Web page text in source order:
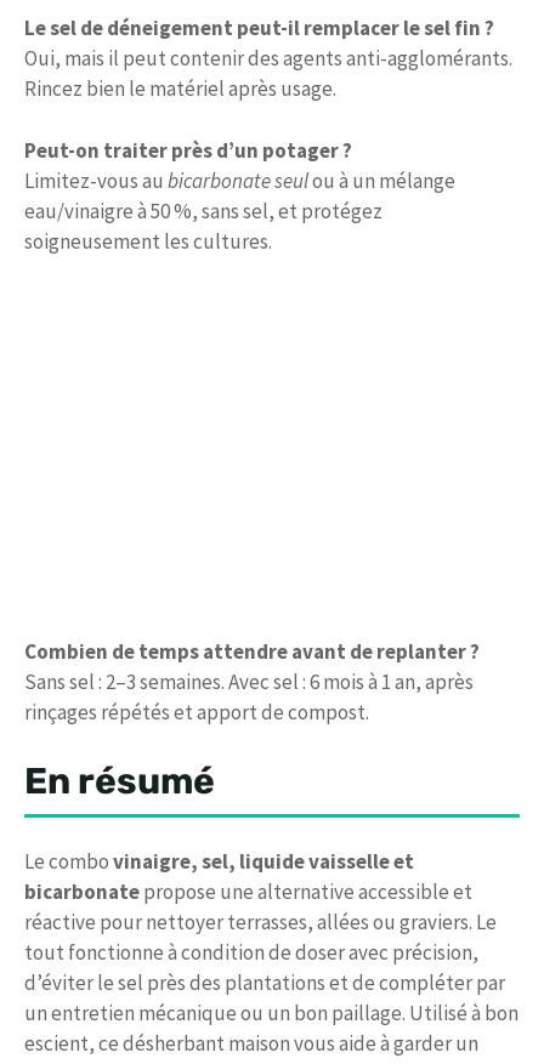
Le sel de déneigement peut-il remplacer le sel fin ?
Oui, mais il peut contenir des agents anti-agglomérants.
Rincez bien le matériel après usage.
Peut-on traiter près d’un potager ?
Limitez-vous au bicarbonate seulou à un mélange
eau/vinaigre à 50 %, sans sel, et protégez
soigneusement les cultures.
Combien de temps attendre avant de replanter ?
Sans sel : 2–3 semaines. Avec sel : 6 mois à 1 an, après
rinçages répétés et apport de compost.
En résumé
Le combovinaigre, sel, liquide vaisselle et
bicarbonatepropose une alternative accessible et
réactive pour nettoyer terrasses, allées ou graviers. Le
tout fonctionne à condition de doser avec précision,
d’éviter le sel près des plantations et de compléter par
un entretien mécanique ou un bon paillage. Utilisé à bon
escient, ce désherbant maison vous aide à garder un